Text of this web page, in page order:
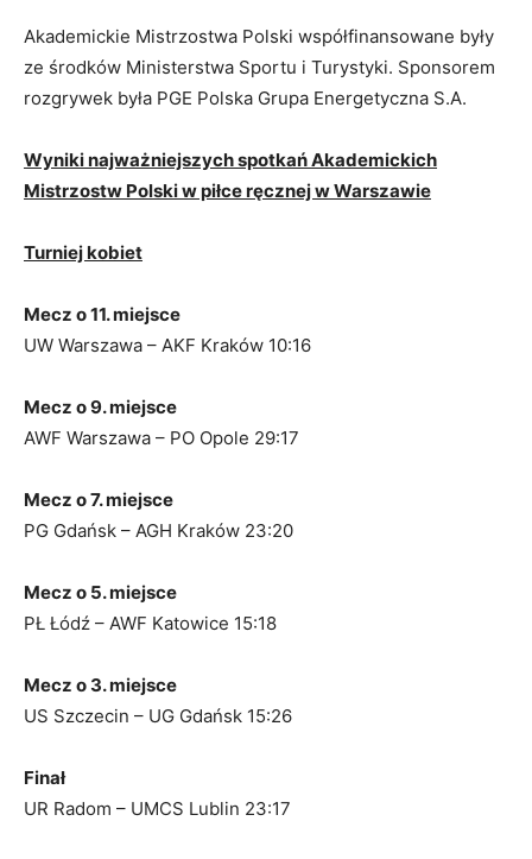
Akademickie Mistrzostwa Polski współfinansowane były
ze środków Ministerstwa Sportu i Turystyki. Sponsorem
rozgrywek była PGE Polska Grupa Energetyczna S.A.
Wyniki najważniejszych spotkań Akademickich
Mistrzostw Polski w piłce ręcznej w Warszawie
Turniej kobiet
Mecz o 11. miejsce
UW Warszawa – AKF Kraków 10:16
Mecz o 9. miejsce
AWF Warszawa – PO Opole 29:17
Mecz o 7. miejsce
PG Gdańsk – AGH Kraków 23:20
Mecz o 5. miejsce
PŁ Łódź – AWF Katowice 15:18
Mecz o 3. miejsce
US Szczecin – UG Gdańsk 15:26
Finał
UR Radom – UMCS Lublin 23:17